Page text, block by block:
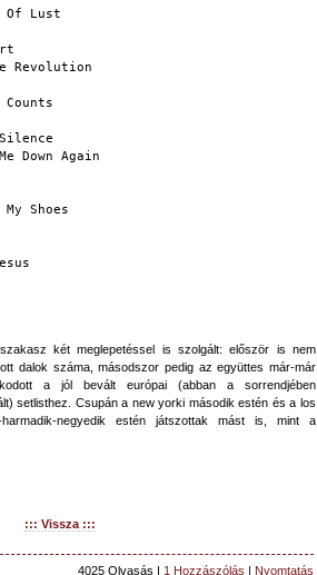
Of Lust
Revolution
Down Again
Shoes
két meglepetéssel is szolgált: először is nem
dalok száma, másodszor pedig az együttes már-már
a jól bevált európai (abban a sorrendjében
setlisthez. Csupán a new yorki második estén és a los
harmadik-negyedik estén játszottak mást is, mint a
::: Vissza :::
4025 Olvasás | 1 Hozzászólás | Nyomtatás